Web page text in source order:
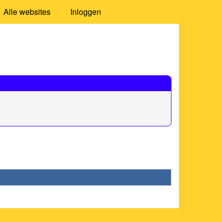
Alle websites Inloggen